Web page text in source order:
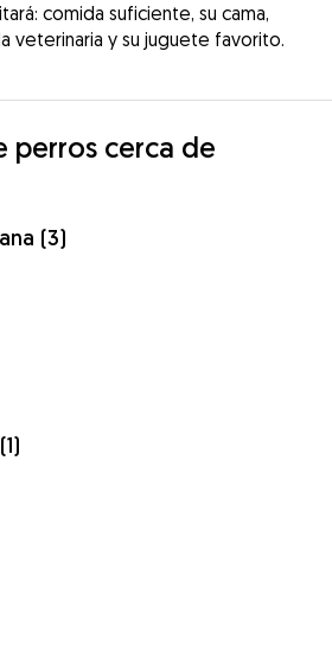
comida suficiente, su cama,
veterinaria y su juguete favorito.
perros cerca de
(3)